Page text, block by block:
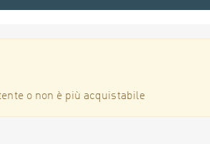
o non è più acquistabile